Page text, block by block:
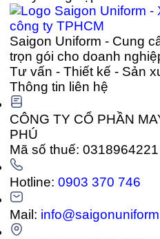
Saigon Uniform - Cung
trọn gói cho doanh
Tư vấn - Thiết kế - Sản
Thông tin liên hệ
CÔNG TY CỔ PHẦN
PHÚ
Mã số thuế: 0318964221
Hotline:0903 370 746
Mail: